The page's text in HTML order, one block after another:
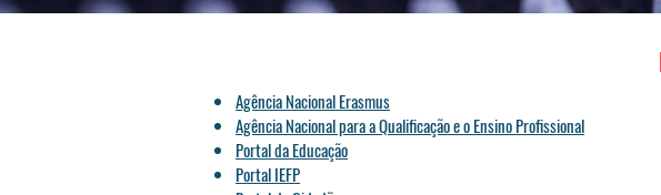
Agência Nacional Erasmus
Agência Nacional para a Qualificação e o Ensino Profissional
Portal da Educação
Portal IEFP